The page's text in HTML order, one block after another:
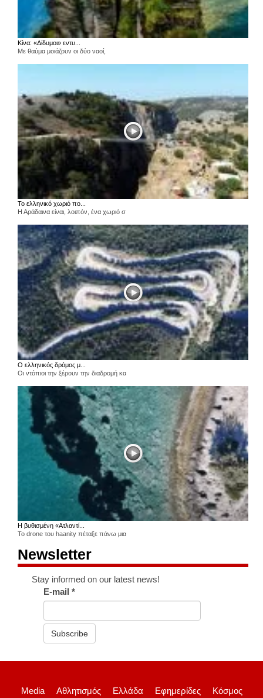
Κίνα: «Δίδυμοι» εντυ...
Με θαύμα μοιάζουν οι δύο ναοί,
Το ελληνικό χωριό πο...
Η Αράδαινα είναι, λοιπόν, ένα χωριό σ
Ο ελληνικός δρόμος μ...
Οι ντόπιοι την ξέρουν την διαδρομή κα
Η βυθισμένη «Ατλαντί...
Το drone του haanity πέταξε πάνω μια
Newsletter
Stay informed on our latest news!
E-mail*
Subscribe
Media Αθλητισμός Ελλάδα Εφημερίδες Κόσμος